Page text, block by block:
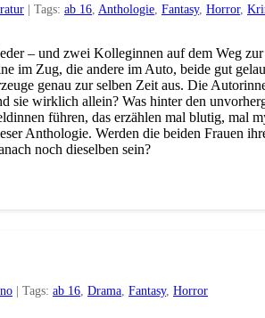
| Tags: ab 16 Anthologie Fantasy, Horror,
– und zwei Kolleginnen auf dem Weg
im Zug, die andere im Auto, beide gut
genau zur selben Zeit aus. Die
sie wirklich allein? Was hinter den
führen, das erzählen mal blutig, mal
Anthologie. Werden die beiden Frauen
noch dieselben sein?
| Tags: ab 16 Drama Fantasy, Horror